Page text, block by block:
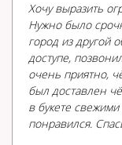
Хочу выразить
Нужно было
город из другой
доступе,
очень приятно,
был доставлен
в букете
понравился.